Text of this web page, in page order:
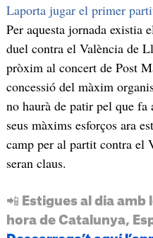
Laporta jugar el primer
Per aquesta jornada existia
duel contra el València de
pròxim al concert de Post
concessió del màxim
no haurà de patir pel que
seus màxims esforços ara
camp per al partit contra el
seran claus.
📲 Estigues al dia amb
hora de Catalunya,